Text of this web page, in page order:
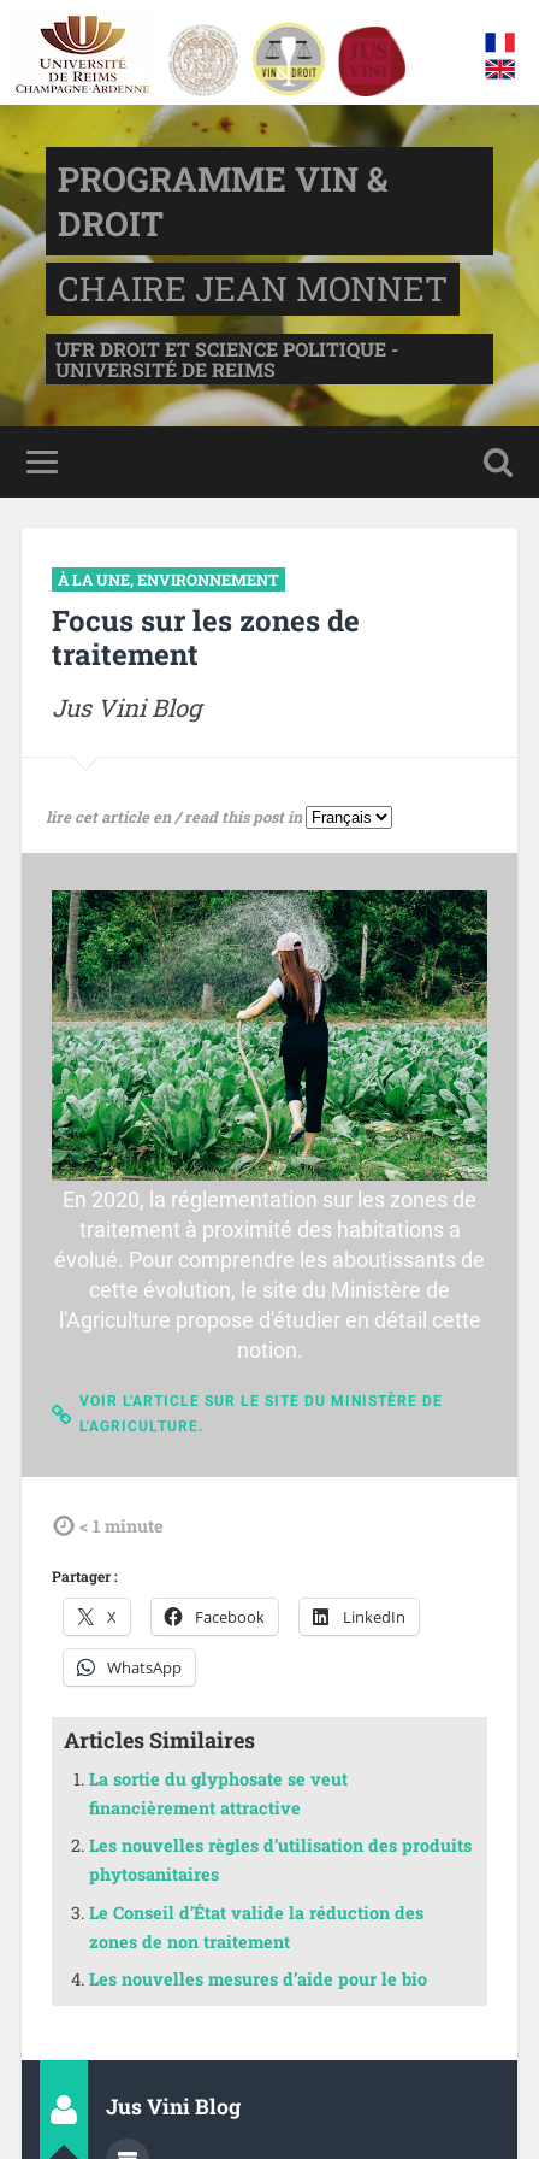
PROGRAMME VIN &
DROIT
CHAIRE JEAN MONNET
UFR DROIT ET SCIENCE POLITIQUE -
UNIVERSITÉ DE REIMS
À LA UNE,ENVIRONNEMENT
Focus sur les zones de
traitement
Jus Vini Blog
lire cet article en / read this post in
En 2020, la réglementation sur les zones de
traitement à proximité des habitations a
évolué. Pour comprendre les aboutissants de
cette évolution, le site du Ministère de
l'Agriculture propose d'étudier en détail cette
notion.
VOIR L'ARTICLE SUR LE SITE DU MINISTÈRE DE
L'AGRICULTURE.
tdl < 1 minute
Partager :
X Facebook LinkedIn
WhatsApp
Articles Similaires
La sortie du glyphosate se veut
financièrement attractive
Les nouvelles règles d’utilisation des produits
phytosanitaires
Le Conseil d’État valide la réduction des
zones de non traitement
Les nouvelles mesures d’aide pour le bio
Jus Vini Blog